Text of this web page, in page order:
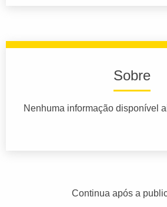
Sobre
Nenhuma informação disponível
Continua após a